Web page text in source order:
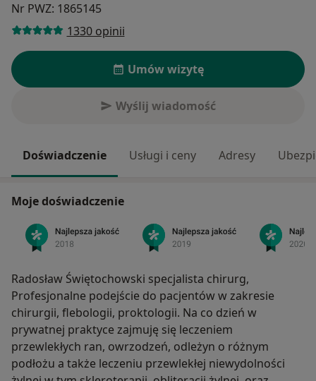
Nr PWZ: 1865145
1330 opinii
Umów wizytę
Wyślij wiadomość
Doświadczenie Usługi i ceny Adresy
Moje doświadczenie
Radosław Świętochowski specjalista chirurg,
Profesjonalne podejście do pacjentów w zakresie
chirurgii, flebologii, proktologii. Na co dzień w
prywatnej praktyce zajmuję się leczeniem
przewlekłych ran, owrzodzeń, odleżyn o różnym
podłożu a także leczeniu przewlekłej niewydolności